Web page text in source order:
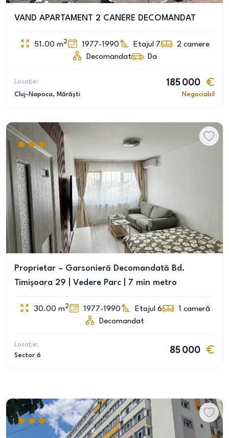
VAND APARTAMENT 2 CANERE DECOMANDAT
51.00 m2 1977-1990 Etajul 7 2 camere
Decomandat
Da
Locație:
Cluj-Napoca, Mărăști
185 000
Negociabil
Proprietar – Garsonieră Decomandată Bd.
Timișoara 29 | Vedere Parc | 7 min metro
30.00 m2 1977-1990 Etajul 6 1 cameră
Decomandat
Locație:
Sector 6
85 000